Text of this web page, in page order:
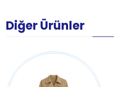
Diğer Ürünler